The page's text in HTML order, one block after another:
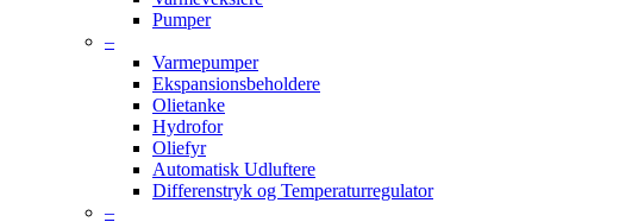
Pumper
–
Varmepumper
Ekspansionsbeholdere
Olietanke
Hydrofor
Oliefyr
Automatisk Udluftere
Differenstryk og Temperaturregulator
–